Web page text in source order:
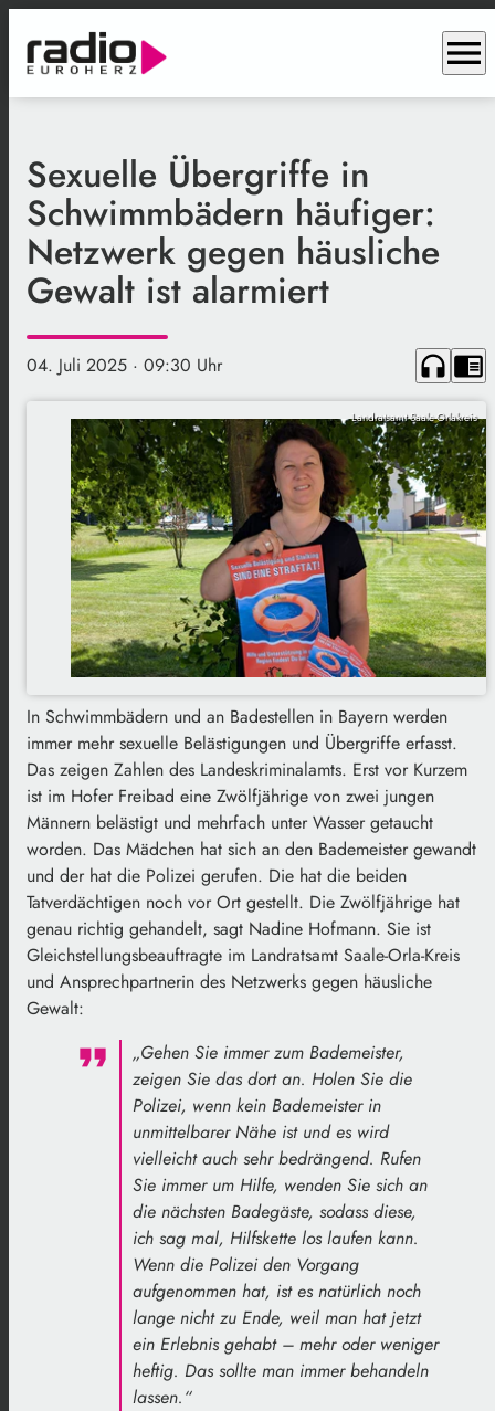
menu
Sexuelle Übergriffe in
Schwimmbädern häufiger:
Netzwerk gegen häusliche
Gewalt ist alarmiert
04. Juli 2025 · 09:30 Uhr headphones chrome_reader_mode
Landratsamt Saale-Orlakreis
In Schwimmbädern und an Badestellen in Bayern werden
immer mehr sexuelle Belästigungen und Übergriffe erfasst.
Das zeigen Zahlen des Landeskriminalamts. Erst vor Kurzem
ist im Hofer Freibad eine Zwölfjährige von zwei jungen
Männern belästigt und mehrfach unter Wasser getaucht
worden. Das Mädchen hat sich an den Bademeister gewandt
und der hat die Polizei gerufen. Die hat die beiden
Tatverdächtigen noch vor Ort gestellt. Die Zwölfjährige hat
genau richtig gehandelt, sagt Nadine Hofmann. Sie ist
Gleichstellungsbeauftragte im Landratsamt Saale-Orla-Kreis
und Ansprechpartnerin des Netzwerks gegen häusliche
Gewalt:
„Gehen Sie immer zum Bademeister,
zeigen Sie das dort an. Holen Sie die
Polizei, wenn kein Bademeister in
unmittelbarer Nähe ist und es wird
vielleicht auch sehr bedrängend. Rufen
Sie immer um Hilfe, wenden Sie sich an
die nächsten Badegäste, sodass diese,
ich sag mal, Hilfskette los laufen kann.
Wenn die Polizei den Vorgang
aufgenommen hat, ist es natürlich noch
lange nicht zu Ende, weil man hat jetzt
ein Erlebnis gehabt – mehr oder weniger
heftig. Das sollte man immer behandeln
lassen.“